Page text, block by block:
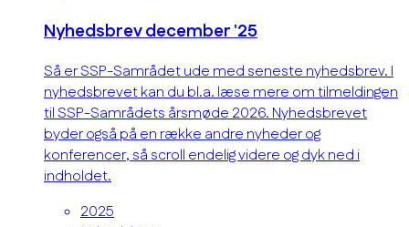
Nyhedsbrev december '25
Så er SSP-Samrådet ude med seneste nyhedsbrev. I
nyhedsbrevet kan du bl.a. læse mere om tilmeldingen
til SSP-Samrådets årsmøde 2026. Nyhedsbrevet
byder også på en række andre nyheder og
konferencer, så scroll endelig videre og dyk ned i
indholdet.
2025